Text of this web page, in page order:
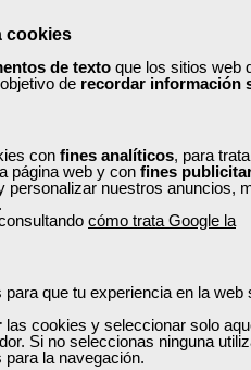
cookies
de texto que los sitios web
de recordar información
con fines analíticos, para
página web y con fines
personalizar nuestros anuncios,
cómo trata Google la
para que tu experiencia en la web
las cookies y seleccionar solo
Si no seleccionas ninguna
la navegación.
Femxa
Ciberseguridad laboral y
Curso Gratuito
40 horas
Online (toda España)